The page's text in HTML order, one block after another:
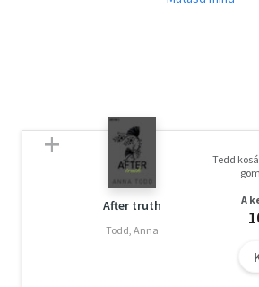
wieder in die Heimat zurück, doch
mehr einig, wo das Glück des Lebens
ihre Freundschaft trotzdem
After truth
Todd, Anna
Tedd
A